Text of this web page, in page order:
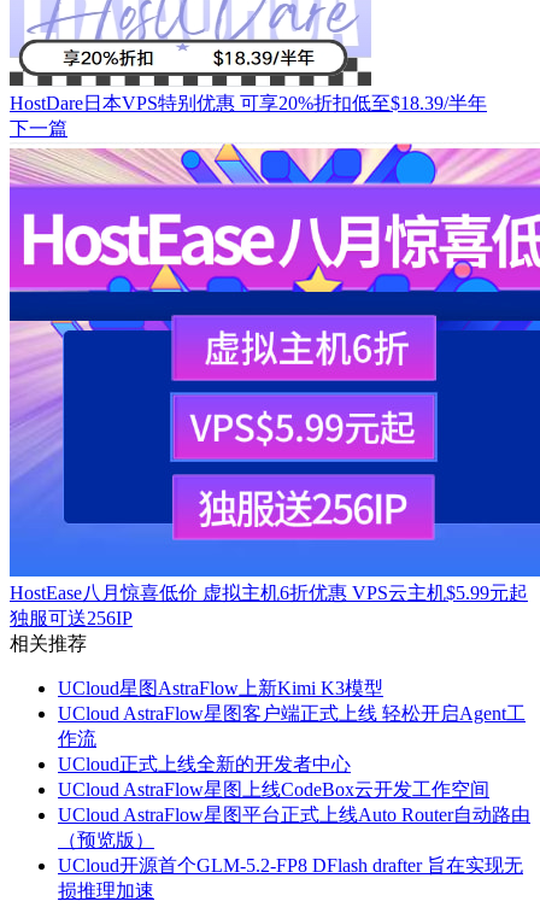
HostDare日本VPS特别优惠 可享20%折扣低至$18.39/半年
下一篇
HostEase八月惊喜低价 虚拟主机6折优惠 VPS云主机$5.99元起
独服可送256IP
相关推荐
UCloud星图AstraFlow上新Kimi K3模型
UCloud AstraFlow星图客户端正式上线 轻松开启Agent工
作流
UCloud正式上线全新的开发者中心
UCloud AstraFlow星图上线CodeBox云开发工作空间
UCloud AstraFlow星图平台正式上线Auto Router自动路由
（预览版）
UCloud开源首个GLM-5.2-FP8 DFlash drafter 旨在实现‌无
损推理加速